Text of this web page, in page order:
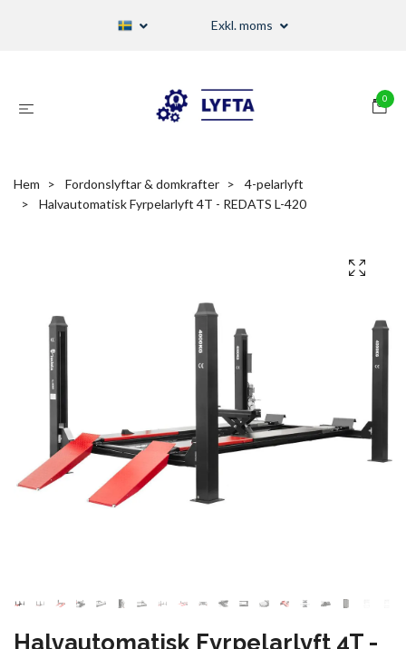
Exkl. moms
0
Hem Fordonslyftar & domkrafter
4-pelarlyft
Halvautomatisk Fyrpelarlyft 4T - REDATS L-420
Halvautomatisk Fyrpelarlyft 4T -